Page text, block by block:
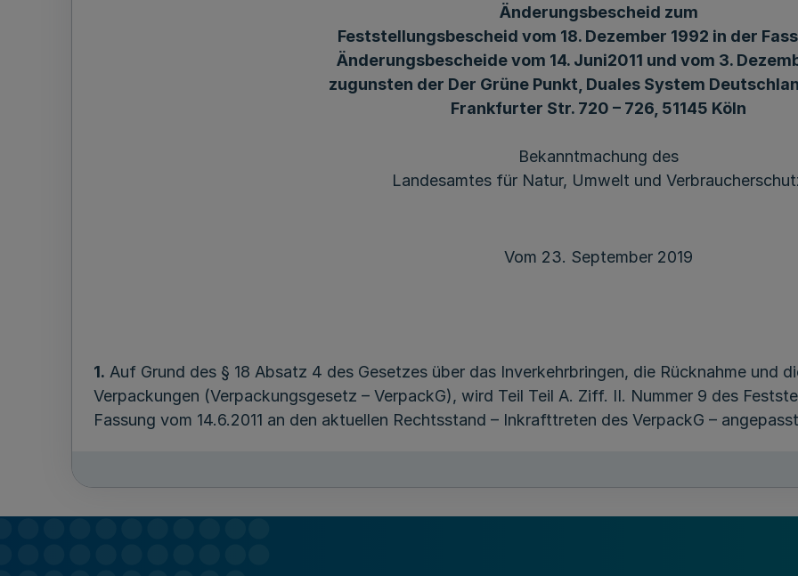
Änderungsbescheid zum
Feststellungsbescheid vom 18. Dezember 1992 in der
Änderungsbescheide vom 14. Juni2011 und vom 3.
zugunsten der Der Grüne Punkt, Duales System
Frankfurter Str. 720 – 726, 51145 Köln
Bekanntmachung des
Landesamtes für Natur, Umwelt und
Vom 23. September 2019
1. Auf Grund des § 18 Absatz 4 des Gesetzes über das Inverkehrbringen, die Rücknahme und
Verpackungen (Verpackungsgesetz – VerpackG), wird Teil Teil A. Ziff. II. Nummer 9 des
Fassung vom 14.6.2011 an den aktuellen Rechtsstand – Inkrafttreten des VerpackG –
Pflichten nach dem VerpackG, aus der Abstimmungsvereinbarung nach § 22 Absatz 1 oder